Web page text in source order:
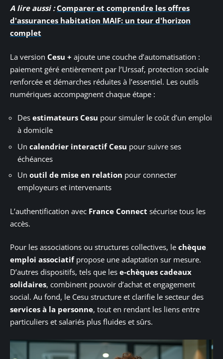
A lire aussi : Comparer et comprendre les offres
d'assurances habitation MAIF: un tour d'horizon
complet
La version Cesu + ajoute une couche d’automatisation :
paiement géré entièrement par l’Urssaf, protection sociale
renforcée et démarches réduites à l’essentiel. Les outils
numériques accompagnent chaque étape :
Des estimateurs Cesu pour simuler le coût d’un emploi
à domicile
Un calendrier interactif Cesu pour suivre ses
échéances
Un outil de mise en relation pour connecter
employeurs et intervenants
L’authentification avec France Connect sécurise tous les
accès.
Pour les associations ou structures collectives, le chèque
emploi associatifpropose une adaptation sur mesure.
D’autres dispositifs, tels que les e-chèques cadeaux
solidaires, combinent pouvoir d’achat et engagement
social. Au fond, le Cesu structure et clarifie le secteur des
services à la personne, tout en rendant les liens entre
particuliers et salariés plus fluides et sûrs.